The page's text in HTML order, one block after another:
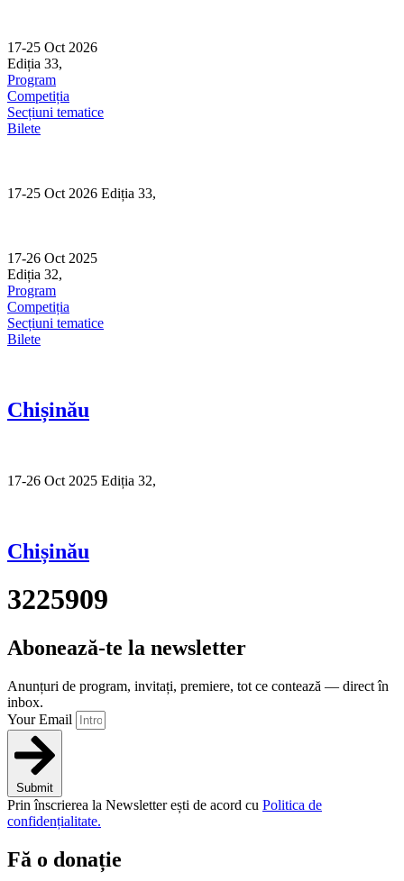
content
17-25 Oct 2026
Ediția 33,
Program
Competiția
Secțiuni tematice
Bilete
17-25 Oct 2026 Ediția 33,
17-26 Oct 2025
Ediția 32,
Program
Competiția
Secțiuni tematice
Bilete
Chișinău
17-26 Oct 2025 Ediția 32,
Chișinău
3225909
Abonează-te la newsletter
Anunțuri de program, invitați, premiere, tot ce contează — direct în
inbox.
Your Email
Submit
Prin înscrierea la Newsletter ești de acord cu Politica de
confidențialitate.
Fă o donație